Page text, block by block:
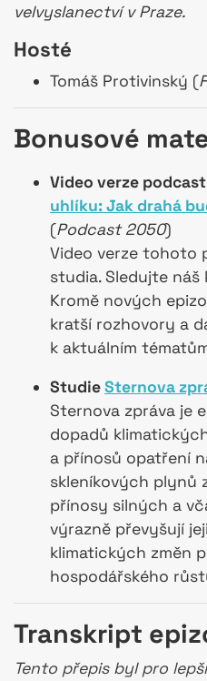
velvyslanectví v Praze.
Hosté
Tomáš Protivinský (
Bonusové
Video verze
uhlíku: Jak drahá
(Podcast 2050)
Video verze tohoto
studia. Sledujte náš
Kromě nových
kratší rozhovory a
k aktuálním
StudieSternova
Sternova zpráva je
dopadů
a přínosů opatření
skleníkových plynů
přínosy silných a
výrazně převyšují
klimatických změn
hospodářského
Transkript
Tento přepis byl pro